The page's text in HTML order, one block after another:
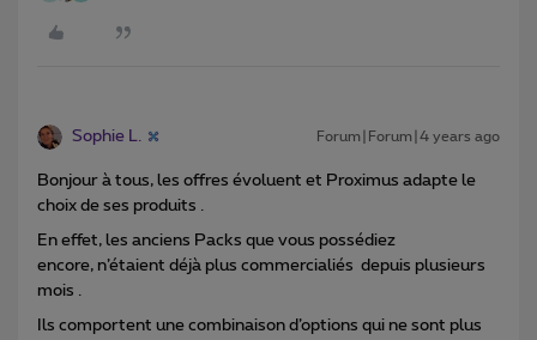
Sophie L. Forum|Forum|4 years ago
Bonjour à tous, les offres évoluent et Proximus adapte le
choix de ses produits .
En effet, les anciens Packs que vous possédiez
encore, n’étaient déjà plus commercialiés depuis plusieurs
mois .
Ils comportent une combinaison d’options qui ne sont plus